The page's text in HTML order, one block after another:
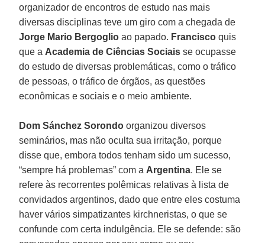
organizador de encontros de estudo nas mais
diversas disciplinas teve um giro com a chegada de
Jorge Mario Bergoglio ao papado. Franciscoquis
que a Academia de Ciências Sociaisse ocupasse
do estudo de diversas problemáticas, como o tráfico
de pessoas, o tráfico de órgãos, as questões
econômicas e sociais e o meio ambiente.
Dom Sánchez Sorondo organizou diversos
seminários, mas não oculta sua irritação, porque
disse que, embora todos tenham sido um sucesso,
“sempre há problemas” com a Argentina. Ele se
refere às recorrentes polêmicas relativas à lista de
convidados argentinos, dado que entre eles costuma
haver vários simpatizantes kirchneristas, o que se
confunde com certa indulgência. Ele se defende: são